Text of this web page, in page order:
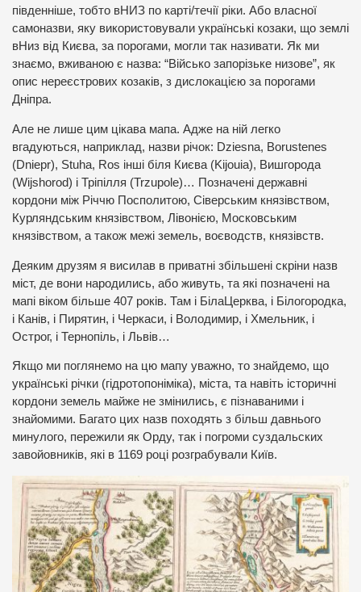
південніше, тобто вНИЗ по карті/течії ріки. Або власної
самоназви, яку використовували українські козаки, що землі
вНиз від Києва, за порогами, могли так називати. Як ми
знаємо, вживаною є назва: “Військо запорізьке низове”, як
опис нереєстрових козаків, з дислокацією за порогами
Дніпра.
Але не лише цим цікава мапа. Адже на ній легко
вгадуються, наприклад, назви річок: Dziesna, Borustenes
(Dniepr), Stuha, Ros інші біля Києва (Kijouia), Вишгорода
(Wijshorod) і Тріпілля (Trzupole)… Позначені державні
кордони між Річчю Посполитою, Сіверським князівством,
Курляндським князівством, Лівонією, Московським
князівством, а також межі земель, воєводств, князівств.
Деяким друзям я висилав в приватні збільшені скріни назв
міст, де вони народились, або живуть, та які позначені на
мапі віком більше 407 років. Там і БілаЦерква, і Білогородка,
і Канів, і Пирятин, і Черкаси, і Володимир, і Хмельник, і
Острог, і Тернопіль, і Львів…
Якщо ми поглянемо на цю мапу уважно, то знайдемо, що
українські річки (гідротопоніміка), міста, та навіть історичні
кордони земель майже не змінились, є пізнаваними і
знайомими. Багато цих назв походять з більш давнього
минулого, пережили як Орду, так і погроми суздальских
завойовників, які в 1169 році розграбували Київ.